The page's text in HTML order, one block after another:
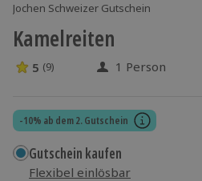
Jochen Schweizer Gutschein
Kamelreiten
5 Sterne von 5 aus 9 Bewertungen
5 (9) 1 Person
-10% ab dem 2. Gutschein
Gutschein kaufen
Flexibel einlösbar